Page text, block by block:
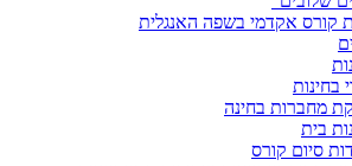
קורס אקדמי בשפה האנגלית
בחינות
מחברות בחינה
בית
סיום קורס